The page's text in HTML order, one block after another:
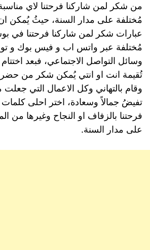
من شكر لمن شاركنا فرحتنا لاي مناسبة
مُختلفة على مدار السنة، حيثُ يُمكن
عبارات شكر لمن شاركنا فرحتنا في
مُختلفة عبر واتس اب و فيس بوك و
وسائل التواصل الاجتماعي، فبعد
تُقيمة انت او انتي يُمكن شكر من
وقام بالتهاني وكل الاعمال التي
تفيضُ جمالاً وسعادة، اختر احلى
فرحتنا بالزفاف او النجاح وغيرها من
على مدار السنة.